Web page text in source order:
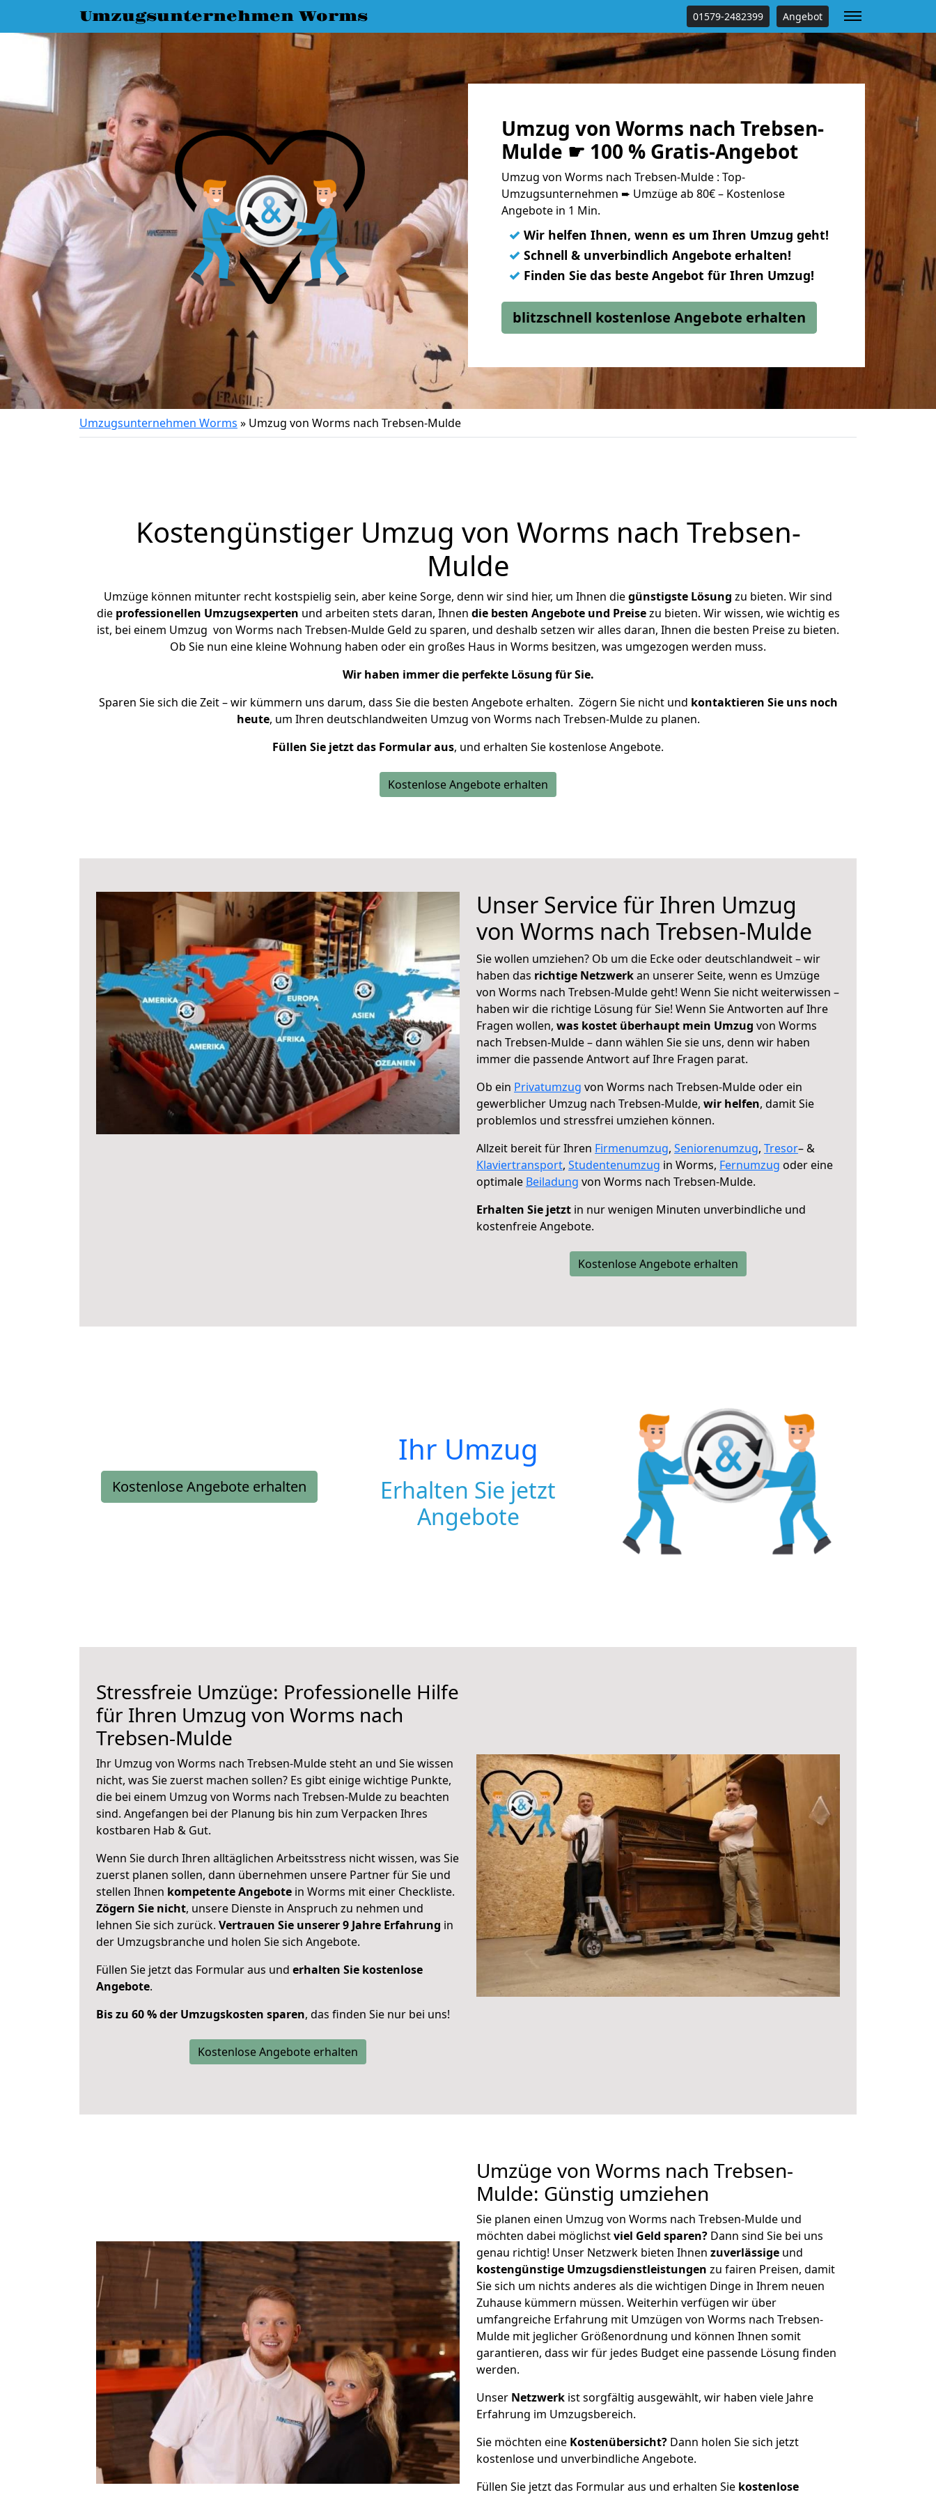
Umzugsunternehmen Worms 01579-2482399 Angebot
Umzug von Worms nach Trebsen-
Mulde ☛ 100 % Gratis-Angebot
Umzug von Worms nach Trebsen-Mulde : Top-
Umzugsunternehmen ➨ Umzüge ab 80€ – Kostenlose
Angebote in 1 Min.
✓ Wir helfen Ihnen, wenn es um Ihren Umzug geht!
✓ Schnell & unverbindlich Angebote erhalten!
✓ Finden Sie das beste Angebot für Ihren Umzug!
blitzschnell kostenlose Angebote erhalten
Umzugsunternehmen Worms » Umzug von Worms nach Trebsen-Mulde
Kostengünstiger Umzug von Worms nach Trebsen-
Mulde
Umzüge können mitunter recht kostspielig sein, aber keine Sorge, denn wir sind hier, um Ihnen diegünstigste Lösung zu bieten. Wir sind
die professionellen Umzugsexperten und arbeiten stets daran, Ihnen die besten Angebote und Preisezu bieten. Wir wissen, wie wichtig es
ist, bei einem Umzug von Worms nach Trebsen-Mulde Geld zu sparen, und deshalb setzen wir alles daran, Ihnen die besten Preise zu bieten.
Ob Sie nun eine kleine Wohnung haben oder ein großes Haus in Worms besitzen, was umgezogen werden muss.
Wir haben immer die perfekte Lösung für Sie.
Sparen Sie sich die Zeit – wir kümmern uns darum, dass Sie die besten Angebote erhalten. Zögern Sie nicht und kontaktieren Sie uns noch
heute, um Ihren deutschlandweiten Umzug von Worms nach Trebsen-Mulde zu planen.
Füllen Sie jetzt das Formular aus, und erhalten Sie kostenlose Angebote.
Kostenlose Angebote erhalten
Unser Service für Ihren Umzug
von Worms nach Trebsen-Mulde
Sie wollen umziehen? Ob um die Ecke oder deutschlandweit – wir
haben das richtige Netzwerkan unserer Seite, wenn es Umzüge
von Worms nach Trebsen-Mulde geht! Wenn Sie nicht weiterwissen –
haben wir die richtige Lösung für Sie! Wenn Sie Antworten auf Ihre
Fragen wollen, was kostet überhaupt mein Umzug von Worms
nach Trebsen-Mulde – dann wählen Sie sie uns, denn wir haben
immer die passende Antwort auf Ihre Fragen parat.
Ob ein Privatumzug von Worms nach Trebsen-Mulde oder ein
gewerblicher Umzug nach Trebsen-Mulde, wir helfen, damit Sie
problemlos und stressfrei umziehen können.
Allzeit bereit für Ihren Firmenumzug, Seniorenumzug, Tresor– &
Klaviertransport, Studentenumzug in Worms, Fernumzug oder eine
optimale Beiladung von Worms nach Trebsen-Mulde.
Erhalten Sie jetzt in nur wenigen Minuten unverbindliche und
kostenfreie Angebote.
Kostenlose Angebote erhalten
Kostenlose Angebote erhalten
Ihr Umzug
Erhalten Sie jetzt
Angebote
Stressfreie Umzüge: Professionelle Hilfe
für Ihren Umzug von Worms nach
Trebsen-Mulde
Ihr Umzug von Worms nach Trebsen-Mulde steht an und Sie wissen
nicht, was Sie zuerst machen sollen? Es gibt einige wichtige Punkte,
die bei einem Umzug von Worms nach Trebsen-Mulde zu beachten
sind. Angefangen bei der Planung bis hin zum Verpacken Ihres
kostbaren Hab & Gut.
Wenn Sie durch Ihren alltäglichen Arbeitsstress nicht wissen, was Sie
zuerst planen sollen, dann übernehmen unsere Partner für Sie und
stellen Ihnen kompetente Angebote in Worms mit einer Checkliste.
Zögern Sie nicht, unsere Dienste in Anspruch zu nehmen und
lehnen Sie sich zurück. Vertrauen Sie unserer 9 Jahre Erfahrung in
der Umzugsbranche und holen Sie sich Angebote.
Füllen Sie jetzt das Formular aus und erhalten Sie kostenlose
Angebote.
Bis zu 60 % der Umzugskosten sparen, das finden Sie nur bei uns!
Kostenlose Angebote erhalten
Umzüge von Worms nach Trebsen-
Mulde: Günstig umziehen
Sie planen einen Umzug von Worms nach Trebsen-Mulde und
möchten dabei möglichstviel Geld sparen? Dann sind Sie bei uns
genau richtig! Unser Netzwerk bieten Ihnen zuverlässige und
kostengünstige Umzugsdienstleistungen zu fairen Preisen, damit
Sie sich um nichts anderes als die wichtigen Dinge in Ihrem neuen
Zuhause kümmern müssen. Weiterhin verfügen wir über
umfangreiche Erfahrung mit Umzügen von Worms nach Trebsen-
Mulde mit jeglicher Größenordnung und können Ihnen somit
garantieren, dass wir für jedes Budget eine passende Lösung finden
werden.
Unser Netzwerk ist sorgfältig ausgewählt, wir haben viele Jahre
Erfahrung im Umzugsbereich.
Sie möchten eine Kostenübersicht? Dann holen Sie sich jetzt
kostenlose und unverbindliche Angebote.
Füllen Sie jetzt das Formular aus und erhalten Sie kostenlose